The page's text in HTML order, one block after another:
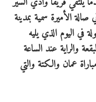
الأميرة سمية بمدينة
في اليوم الذي يليه
والراية عند الساعة
عمان والكتة والتي